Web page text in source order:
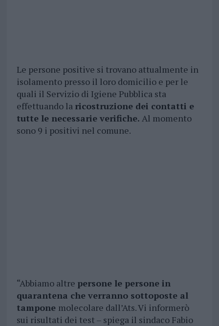
Le persone positive si trovano attualmente in
isolamento presso il loro domicilio e per le
quali il Servizio di Igiene Pubblica sta
effettuando la ricostruzione dei contatti e
tutte le necessarie verifiche. Al momento
sono 9 i positivi nel comune.
“Abbiamo altre persone le persone in
quarantena che verranno sottoposte al
tampone molecolare dall’Ats. Vi informerò
sui risultati dei test – spiega il sindaco Fabio